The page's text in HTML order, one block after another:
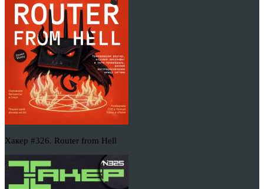
Хакер #326. Router from Hell